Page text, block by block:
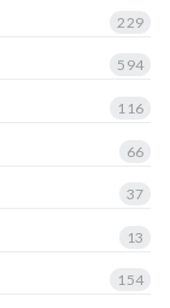
229
594
116
66
37
13
154